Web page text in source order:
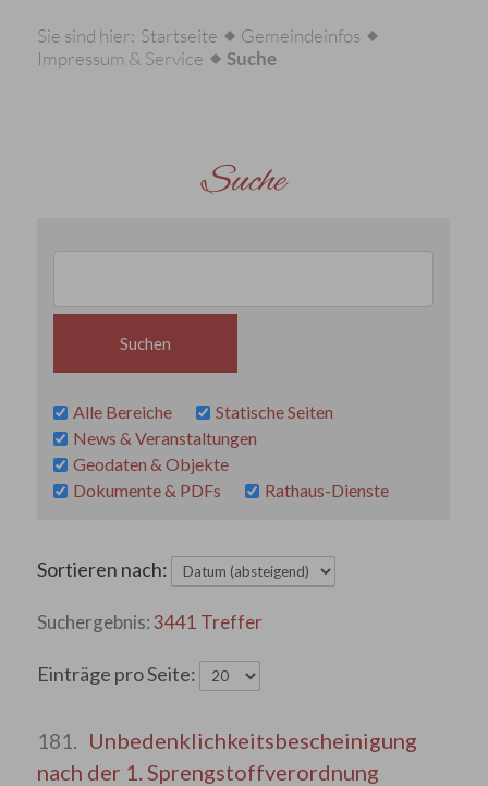
Sie sind hier: Startseite
Gemeindeinfos
Impressum & Service
Suche
Suche
Alle Bereiche
Statische Seiten
News & Veranstaltungen
Geodaten & Objekte
Dokumente & PDFs
Rathaus-Dienste
Sortieren nach:
3441 Treffer
Einträge pro Seite:
181. Unbedenklichkeitsbescheinigung
nach der 1. Sprengstoffverordnung